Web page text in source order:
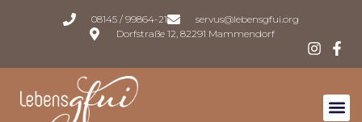
08145 / 99864-21
servus@lebensgfui.org
Dorfstraße 12, 82291 Mammendorf